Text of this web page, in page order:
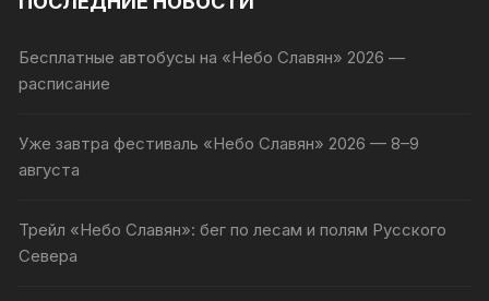
Бесплатные автобусы на «Небо Славян» 2026 —
расписание
Уже завтра фестиваль «Небо Славян» 2026 — 8–9
августа
Трейл «Небо Славян»: бег по лесам и полям Русского
Севера